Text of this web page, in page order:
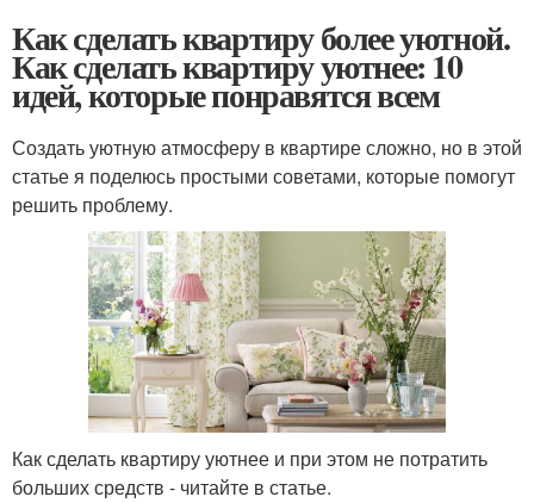
Как сделать квартиру более уютной.
Как сделать квартиру уютнее: 10
идей, которые понравятся всем
Создать уютную атмосферу в квартире сложно, но в этой
статье я поделюсь простыми советами, которые помогут
решить проблему.
Как сделать квартиру уютнее и при этом не потратить
больших средств - читайте в статье.